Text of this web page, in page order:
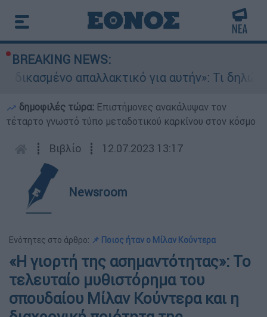
BREAKING NEWS:
απαλλακτικό για αυτήν»: Τι δηλώνει στο
δημοφιλές τώρα: Επιστήμονες ανακάλυψαν τον
τέταρτο γνωστό τύπο μεταδοτικού καρκίνου στον κόσμο
┋ Βιβλίο ┋ 12.07.2023 13:17
Newsroom
Ενότητες στο άρθρο: 📌 Ποιος ήταν ο Μίλαν Κούντερα
«Η γιορτή της ασημαντότητας»: Το
τελευταίο μυθιστόρημα του
σπουδαίου Μίλαν Κούντερα και η